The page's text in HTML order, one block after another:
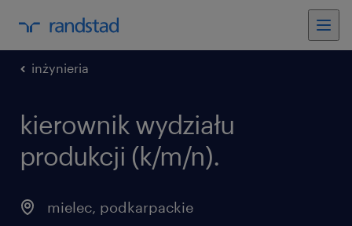
inżynieria
kierownik wydziału
produkcji (k/m/n).
mielec, podkarpackie